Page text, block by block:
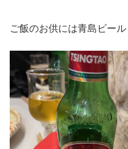
ご飯のお供には青島ビール